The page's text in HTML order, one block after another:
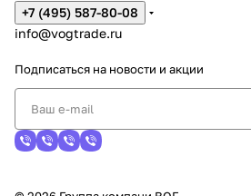
+7 (495) 587-80-08
info@vogtrade.ru
Подписаться на новости и акции